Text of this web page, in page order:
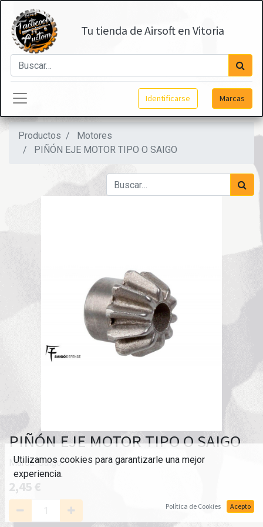
Tu tienda de Airsoft en Vitoria
Identificarse Marcas
Productos
Motores
PIÑÓN EJE MOTOR TIPO O SAIGO
PIÑÓN EJE MOTOR TIPO O SAIGO
Marca:Saigo
2,45€
Utilizamos cookies para garantizarle una mejor
experiencia.
Política de Cookies Acepto